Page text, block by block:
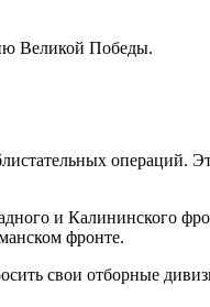
Великой Победы.
операций.
и Калининского
фронте.
свои отборные